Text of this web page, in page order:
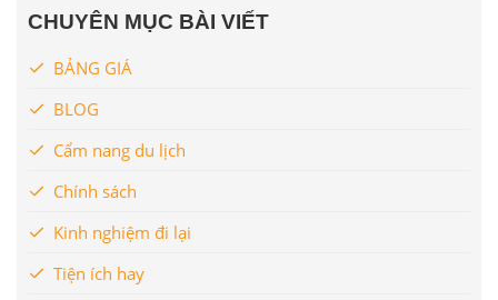
CHUYÊN MỤC BÀI VIẾT
BẢNG GIÁ
BLOG
Cẩm nang du lịch
Chính sách
Kinh nghiệm đi lại
Tiện ích hay